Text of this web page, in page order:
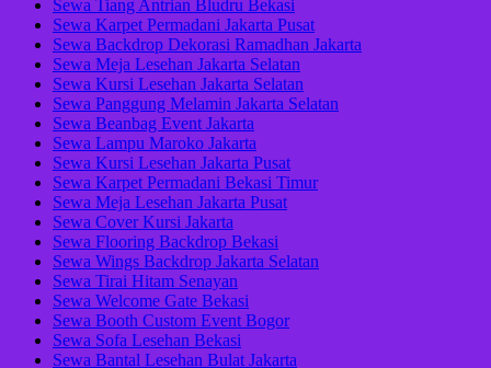
Sewa Tiang Antrian Bludru Bekasi
Sewa Karpet Permadani Jakarta Pusat
Sewa Backdrop Dekorasi Ramadhan Jakarta
Sewa Meja Lesehan Jakarta Selatan
Sewa Kursi Lesehan Jakarta Selatan
Sewa Panggung Melamin Jakarta Selatan
Sewa Beanbag Event Jakarta
Sewa Lampu Maroko Jakarta
Sewa Kursi Lesehan Jakarta Pusat
Sewa Karpet Permadani Bekasi Timur
Sewa Meja Lesehan Jakarta Pusat
Sewa Cover Kursi Jakarta
Sewa Flooring Backdrop Bekasi
Sewa Wings Backdrop Jakarta Selatan
Sewa Tirai Hitam Senayan
Sewa Welcome Gate Bekasi
Sewa Booth Custom Event Bogor
Sewa Sofa Lesehan Bekasi
Sewa Bantal Lesehan Bulat Jakarta